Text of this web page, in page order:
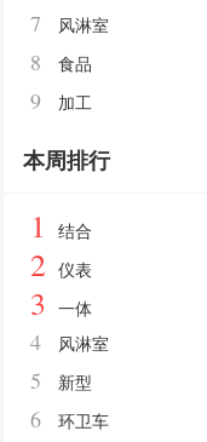
7 风淋室
8 食品
9 加工
本周排行
1 结合
2 仪表
3 一体
4 风淋室
5 新型
6 环卫车